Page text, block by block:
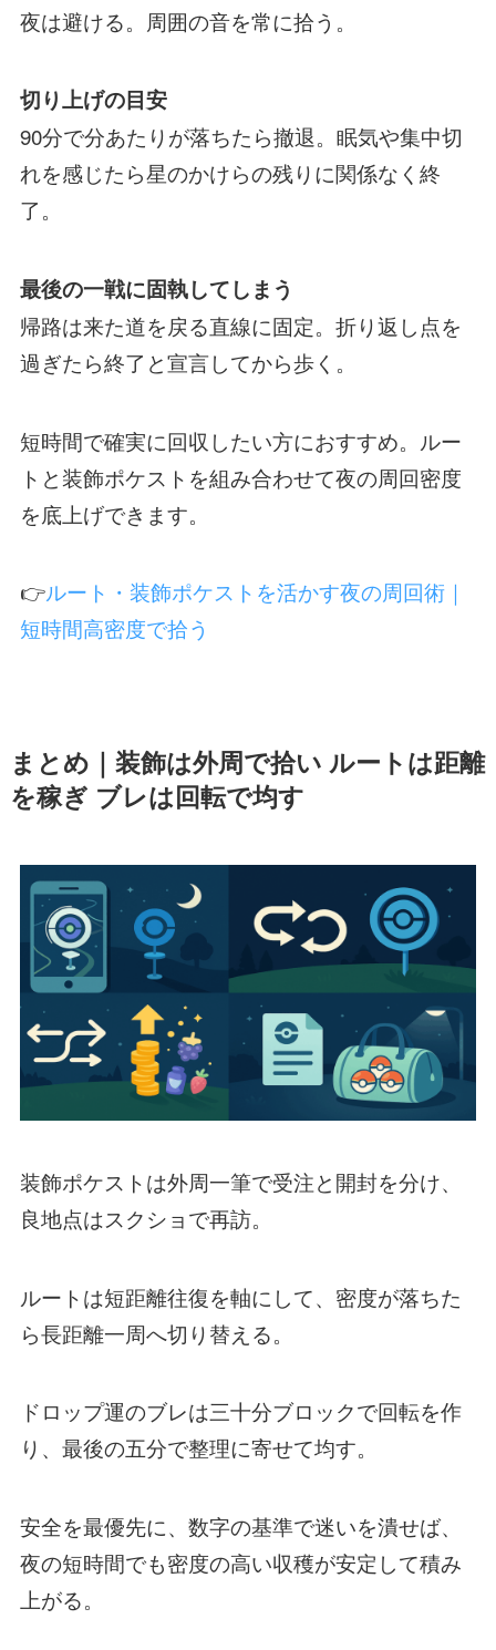
夜は避ける。周囲の音を常に拾う。
切り上げの目安
90分で分あたりが落ちたら撤退。眠気や集中切
れを感じたら星のかけらの残りに関係なく終
了。
最後の一戦に固執してしまう
帰路は来た道を戻る直線に固定。折り返し点を
過ぎたら終了と宣言してから歩く。
短時間で確実に回収したい方におすすめ。ルー
トと装飾ポケストを組み合わせて夜の周回密度
を底上げできます。
👉ルート・装飾ポケストを活かす夜の周回術｜
短時間高密度で拾う
まとめ｜装飾は外周で拾い ルートは距離
を稼ぎ ブレは回転で均す
装飾ポケストは外周一筆で受注と開封を分け、
良地点はスクショで再訪。
ルートは短距離往復を軸にして、密度が落ちた
ら長距離一周へ切り替える。
ドロップ運のブレは三十分ブロックで回転を作
り、最後の五分で整理に寄せて均す。
安全を最優先に、数字の基準で迷いを潰せば、
夜の短時間でも密度の高い収穫が安定して積み
上がる。